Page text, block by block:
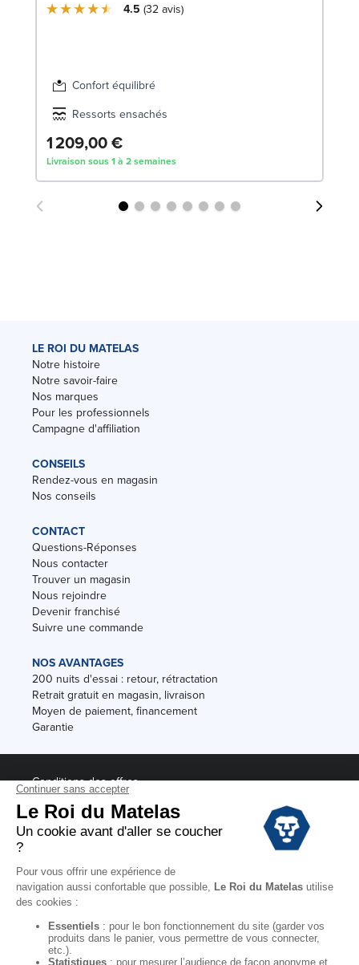
4.5 32 avis
Confort équilibré
Ressorts ensachés
1 209,00 €
Livraison sous 1 à 2 semaines
LE ROI DU MATELAS
Notre histoire
Notre savoir-faire
Nos marques
Pour les professionnels
Campagne d'affiliation
CONSEILS
Rendez-vous en magasin
Nos conseils
CONTACT
Questions-Réponses
Nous contacter
Trouver un magasin
Nous rejoindre
Devenir franchisé
Suivre une commande
NOS AVANTAGES
200 nuits d'essai : retour, rétractation
Retrait gratuit en magasin, livraison
Moyen de paiement, financement
Garantie
Conditions des offres
Black Friday
Destockage
Soldes
Conditions Générales de vente magasin
Conditions Générales de vente internet
Mentions Légales
Données personnelles
Codes promo Le Roi du Matelas